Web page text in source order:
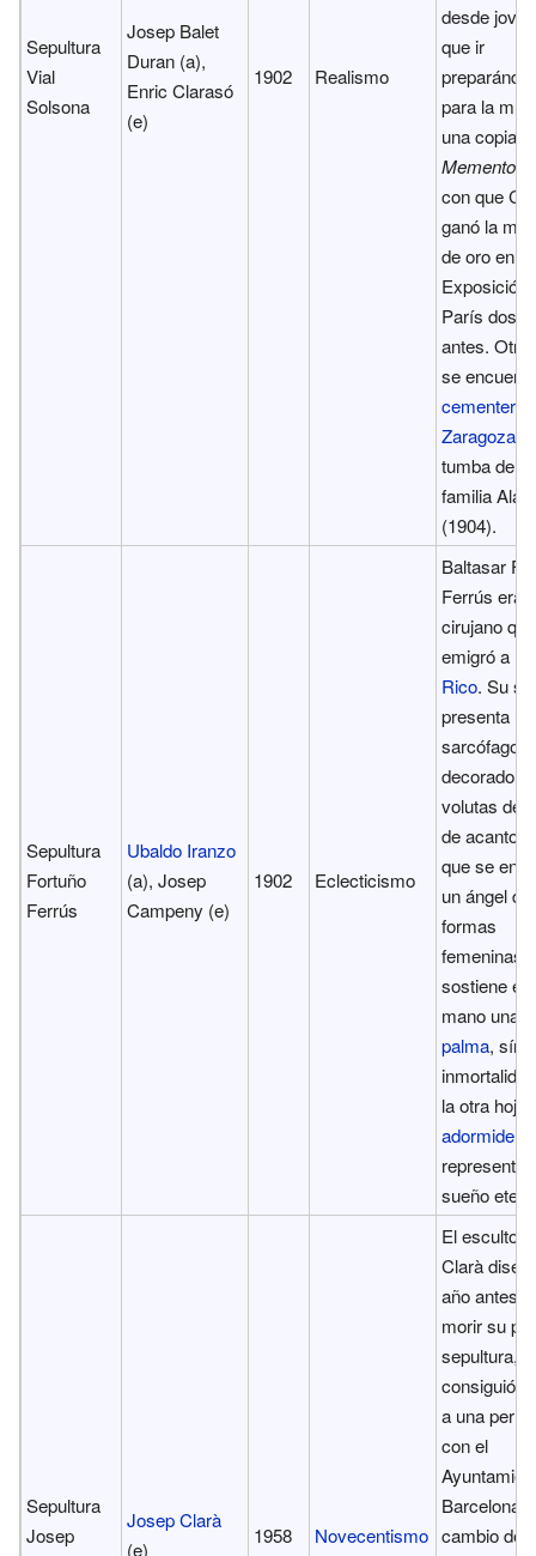
Sepultura
Vial
Solsona
Josep Balet
Duran (a),
Enric Clarasó
(e)
1902 Realismo
desde
que ir
para la
una copia
Memento
con que
ganó la
de oro en la
Exposición
París dos
antes. Otra
se
cementerio
Zaragoza
tumba de la
familia
(1904).
Sepultura
Fortuño
Ferrús
Ubaldo Iranzo
(a), Josep
Campeny (e)
1902 Eclecticismo
Baltasar
Ferrús era
cirujano que
emigró a
Rico. Su
presenta un
sarcófago
decorado
volutas de
de acanto,
que se
un ángel de
formas
femeninas,
sostiene en
mano una
palma,
la otra
adormidera
sueño
Sepultura
Josep
Josep Clarà
(e)
1958 Novecentismo
El escultor
Clarà
año antes
morir su
sepultura,
consiguió
a una
con el
Barcelona a
cambio de